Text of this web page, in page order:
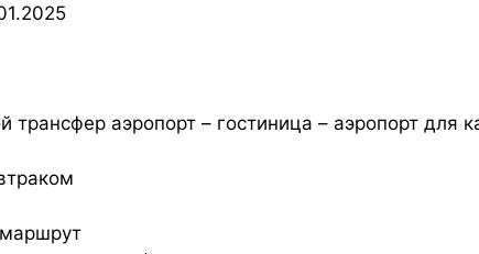
аэропорт – гостиница – аэропорт для